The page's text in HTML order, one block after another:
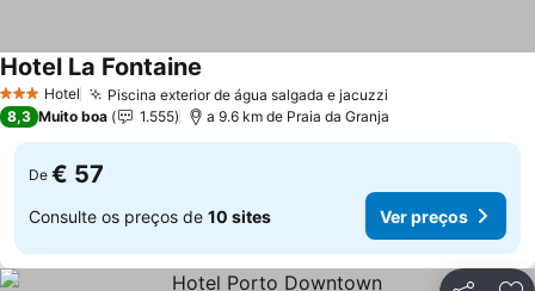
3 EstrelasHotel Piscina exterior de água salgada e jacuzzi
Hotel La Fontaine
8,3 Muito boa 1.555 a 9.6 km de Praia da Granja
De € 57
Consulte os preços de 10 sites Ver preços